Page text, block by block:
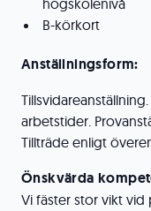
högskolenivå
B-körkort
Anställningsform:
arbetstider.
Tillträde enligt
Önskvärda
Vi fäster stor vikt vid